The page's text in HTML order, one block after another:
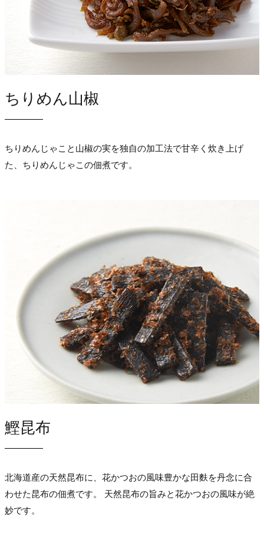
ちりめん山椒
ちりめんじゃこと山椒の実を独自の加工法で甘辛く炊き上げ
た、ちりめんじゃこの佃煮です。
鰹昆布
北海道産の天然昆布に、花かつおの風味豊かな田麩を丹念に合
わせた昆布の佃煮です。 天然昆布の旨みと花かつおの風味が絶
妙です。